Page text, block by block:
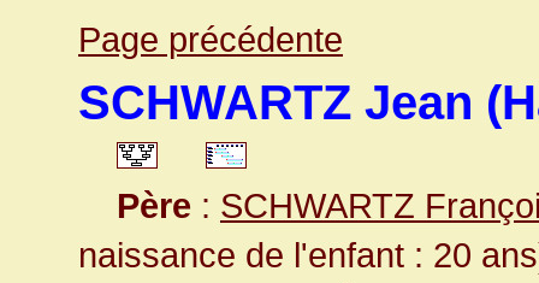
Page précédente
SCHWARTZ Jean
Père : SCHWARTZ
naissance de l'enfant : 20